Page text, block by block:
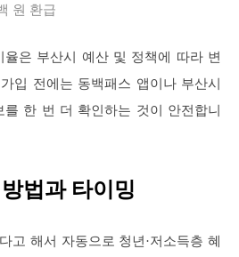
원 환급
율은 부산시 예산 및 정책에 따라 변
입 전에는 동백패스 앱이나 부산시
한 번 더 확인하는 것이 안전합니
법과 타이밍
고 해서 자동으로 청년·저소득층 혜